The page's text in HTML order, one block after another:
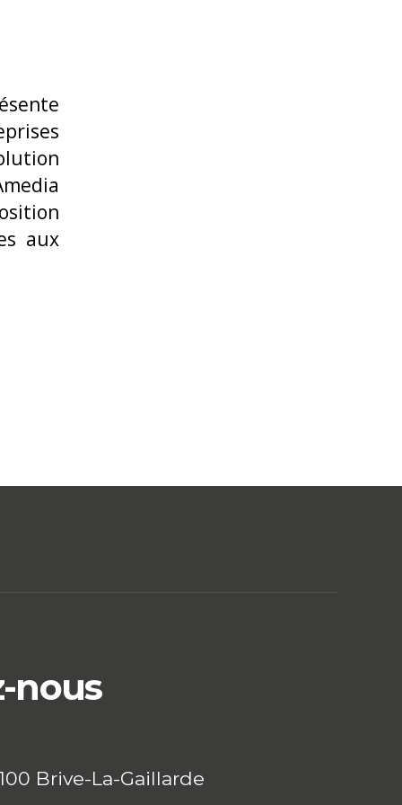
aux
nous
Brive-La-Gaillarde